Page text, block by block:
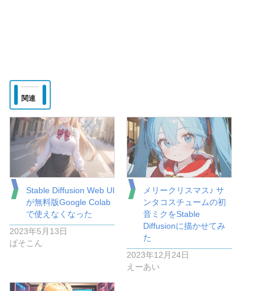
関連
Stable Diffusion Web UI
が無料版Google Colab
で使えなくなった
2023年5月13日
ぱそこん
メリークリスマス♪ サ
ンタコスチュームの初
音ミクをStable
Diffusionに描かせてみ
た
2023年12月24日
えーあい